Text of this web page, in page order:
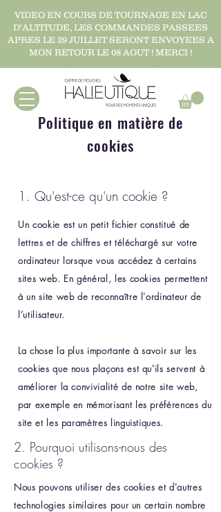
VIDEO EN COURS DE TOURNAGE EN LAC
D'ALTITUDE, LES COMMANDES PASSEES
APRES LE 29 JUILLET SERONT ENVOYEES A
MON RETOUR LE 08 AOUT ! MERCI !
Politique en matière de
cookies
1. Qu'est-ce qu'un cookie ?
Un cookie est un petit fichier constitué de
lettres et de chiffres et téléchargé sur votre
ordinateur lorsque vous accédez à certains
sites web. En général, les cookies permettent
à un site web de reconnaître l'ordinateur de
l’utilisateur.
La chose la plus importante à savoir sur les
cookies que nous plaçons est qu'ils servent à
améliorer la convivialité de notre site web,
par exemple en mémorisant les préférences du
site et les paramètres linguistiques.
2. Pourquoi utilisons-nous des
cookies ?
Nous pouvons utiliser des cookies et d'autres
technologies similaires pour un certain nombre